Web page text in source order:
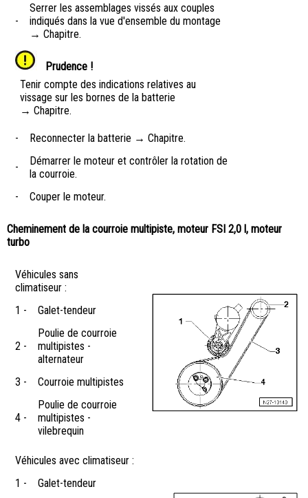
-
Serrer les assemblages vissés aux couples
indiqués dans la vue d'ensemble du montage
→ Chapitre.
Prudence !
Tenir compte des indications relatives au
vissage sur les bornes de la batterie
→ Chapitre.
- Reconnecter la batterie → Chapitre.
-
Démarrer le moteur et contrôler la rotation de
la courroie.
-
Couper le moteur.
Cheminement de la courroie multipiste, moteur FSI 2,0 l, moteur
turbo
Véhicules sans
climatiseur :
1 -
Galet-tendeur
2 -
Poulie de courroie
multipistes -
alternateur
3 -
Courroie multipistes
4 -
Poulie de courroie
multipistes -
vilebrequin
Véhicules avec climatiseur :
1 -
Galet-tendeur